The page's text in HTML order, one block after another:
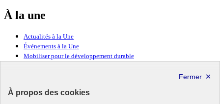
À propos des cookies
À la une
Actualités à la Une
Événements à la Une
Mobiliser pour le développement durable
Ressources